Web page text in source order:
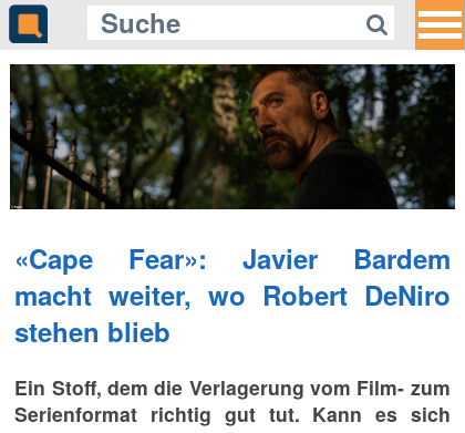
«Cape Fear»: Javier Bardem
macht weiter, wo Robert DeNiro
stehen blieb
Ein Stoff, dem die Verlagerung vom Film- zum
Serienformat richtig gut tut. Kann es sich